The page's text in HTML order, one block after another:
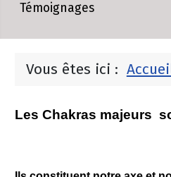
Témoignages
Vous êtes ici :
Les Chakras majeurs